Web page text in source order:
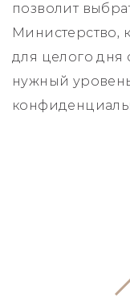
позволит
Министерство,
для целого дня
нужный